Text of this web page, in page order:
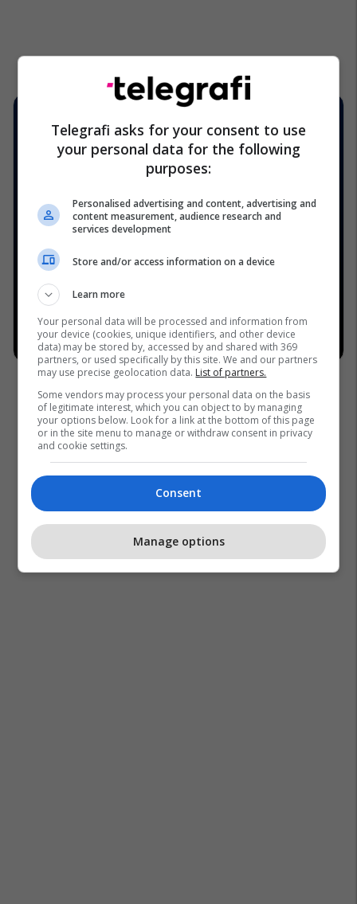
Telegrafi asks for your consent to use
your personal data for the following
purposes:
Personalised advertising and content, advertising and
content measurement, audience research and
services development
Store and/or access information on a device
Learn more
Your personal data will be processed and information from
your device (cookies, unique identifiers, and other device
data) may be stored by, accessed by and shared with 369
partners, or used specifically by this site. We and our partners
may use precise geolocation data. List of partners.
Some vendors may process your personal data on the basis
of legitimate interest, which you can object to by managing
your options below. Look for a link at the bottom of this page
or in the site menu to manage or withdraw consent in privacy
and cookie settings.
Consent
Manage options